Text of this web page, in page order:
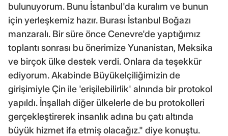
bulunuyorum. Bunu İstanbul'da kuralım ve bunun
için yerleşkemiz hazır. Burası İstanbul Boğazı
manzaralı. Bir süre önce Cenevre'de yaptığımız
toplantı sonrası bu önerimize Yunanistan, Meksika
ve birçok ülke destek verdi. Onlara da teşekkür
ediyorum. Akabinde Büyükelçiliğimizin de
girişimiyle Çin ile 'erişilebilirlik' alnında bir protokol
yapıldı. İnşallah diğer ülkelerle de bu protokolleri
gerçekleştirerek insanlık adına bu çatı altında
büyük hizmet ifa etmiş olacağız." diye konuştu.